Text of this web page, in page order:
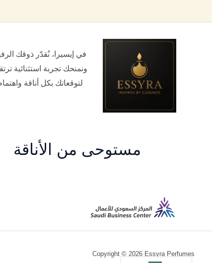
في إيسيرا، نُقدّر ذوقك
ونمنحك تجربة استثنائية
لتوقعاتك بكل أناقة
مستوحى من الأناقة
Copyright © 2026 Essyra Perfumes